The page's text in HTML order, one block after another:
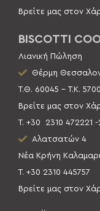
Βρείτε μας στον
BISCOTTI
Λιανική Πώληση
Θέρμη
Τ.Θ. 60045 – Τ.Κ.
Βρείτε μας στον
Τ. +30
2310 472221 -
Αλατσατών 4
Νέα Κρήνη
Τ. +30 2310 445757
Βρείτε μας στον